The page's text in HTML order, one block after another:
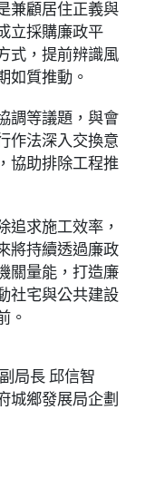
兼顧居住正義與
立採購廉政平
式，提前辨識風
如質推動。
調等議題，與會
作法深入交換意
協助排除工程推
追求施工效率，
將持續透過廉政
關量能，打造廉
社宅與公共建設
。
局長 邱信智
城鄉發展局企劃